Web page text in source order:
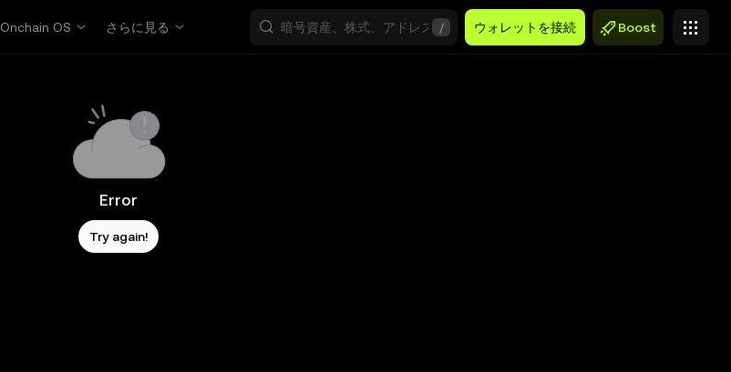
Onchain OS さらに見る / ウォレットを接続 Boost
Error
Try again!